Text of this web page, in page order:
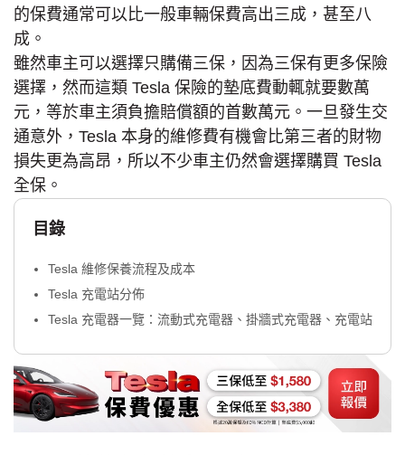
的保費通常可以比一般車輛保費高出三成，甚至八
成。
雖然車主可以選擇只購備三保，因為三保有更多保險
選擇，然而這類 Tesla 保險的墊底費動輒就要數萬
元，等於車主須負擔賠償額的首數萬元。一旦發生交
通意外，Tesla 本身的維修費有機會比第三者的財物
損失更為高昂，所以不少車主仍然會選擇購買 Tesla
全保。
目錄
Tesla 維修保養流程及成本
Tesla 充電站分佈
Tesla 充電器一覽：流動式充電器、掛牆式充電器、充電站